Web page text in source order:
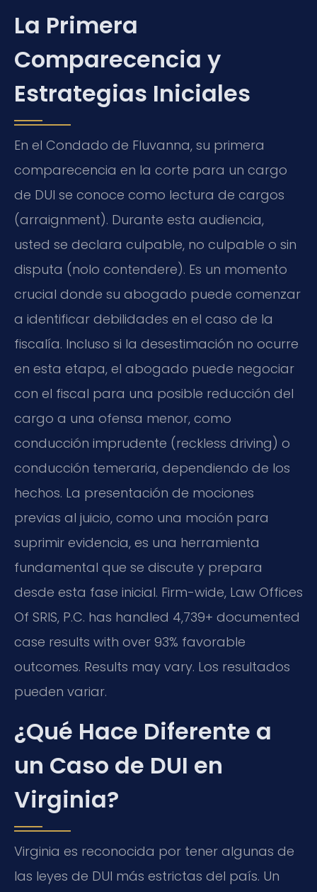
La Primera
Comparecencia y
Estrategias Iniciales
En el Condado de Fluvanna, su primera
comparecencia en la corte para un cargo
de DUI se conoce como lectura de cargos
(arraignment). Durante esta audiencia,
usted se declara culpable, no culpable o sin
disputa (nolo contendere). Es un momento
crucial donde su abogado puede comenzar
a identificar debilidades en el caso de la
fiscalía. Incluso si la desestimación no ocurre
en esta etapa, el abogado puede negociar
con el fiscal para una posible reducción del
cargo a una ofensa menor, como
conducción imprudente (reckless driving) o
conducción temeraria, dependiendo de los
hechos. La presentación de mociones
previas al juicio, como una moción para
suprimir evidencia, es una herramienta
fundamental que se discute y prepara
desde esta fase inicial. Firm-wide, Law Offices
Of SRIS, P.C. has handled 4,739+ documented
case results with over 93% favorable
outcomes. Results may vary. Los resultados
pueden variar.
¿Qué Hace Diferente a
un Caso de DUI en
Virginia?
Virginia es reconocida por tener algunas de
las leyes de DUI más estrictas del país. Un